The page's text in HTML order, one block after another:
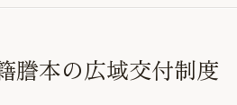
謄本の広域交付制度